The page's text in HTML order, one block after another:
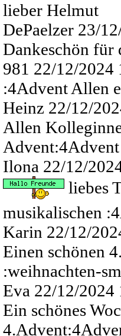
lieber Helmut
DePaelzer 23/
Dankeschön für
981 22/12/2024
:4Advent Allen
Heinz 22/12/
Allen
Advent:4Advent
Ilona 22/12/
liebes
musikalischen
Karin 22/12/
Einen schönen
:weihnachten-
Eva 22/12/2024
Ein schönes